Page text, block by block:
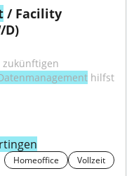
/ Facility
D)
zukünftigen
hilfst
Homeoffice Vollzeit